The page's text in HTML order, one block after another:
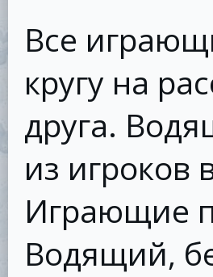
Все
кругу на
друга.
из игроков
Играющие
Водящий,